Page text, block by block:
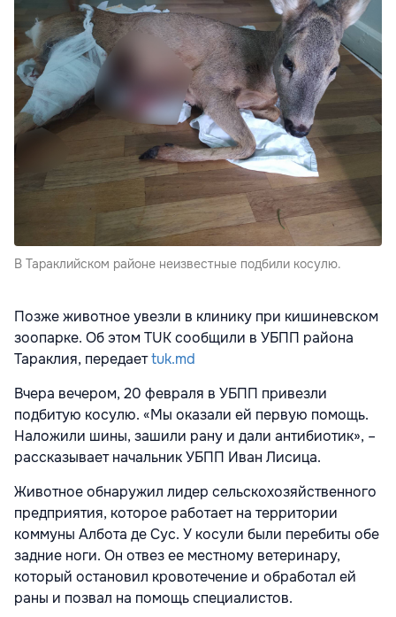
В Тараклийском районе неизвестные подбили косулю.
Позже животное увезли в клинику при кишиневском
зоопарке. Об этом TUK сообщили в УБПП района
Тараклия, передаетtuk.md
Вчера вечером, 20 февраля в УБПП привезли
подбитую косулю. «Мы оказали ей первую помощь.
Наложили шины, зашили рану и дали антибиотик», –
рассказывает начальник УБПП Иван Лисица.
Животное обнаружил лидер сельскохозяйственного
предприятия, которое работает на территории
коммуны Албота де Сус. У косули были перебиты обе
задние ноги. Он отвез ее местному ветеринару,
который остановил кровотечение и обработал ей
раны и позвал на помощь специалистов.